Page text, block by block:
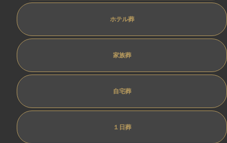
ホテル葬
家族葬
自宅葬
１日葬